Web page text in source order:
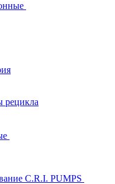
рецикла
C.R.I. PUMPS